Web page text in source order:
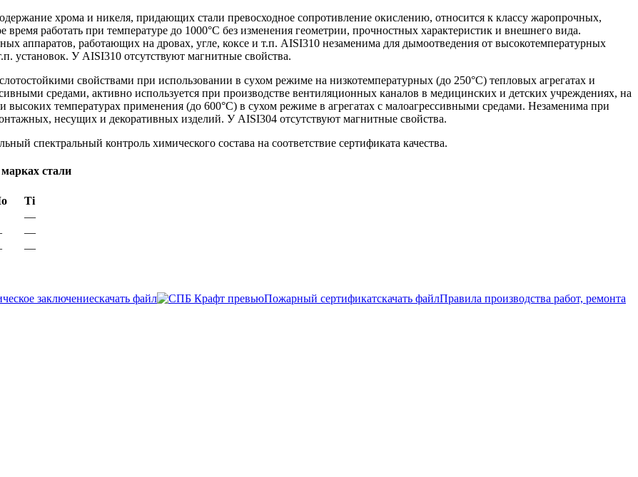
хрома и никеля, придающих стали превосходное сопротивление окислению, относится к классу жаропрочных,
работать при температуре до 1000°С без изменения геометрии, прочностных характеристик и внешнего вида.
аппаратов, работающих на дровах, угле, коксе и т.п. AISI310 незаменима для дымоотведения от высокотемпературных
установок. У AISI310 отсутствуют магнитные свойства.
свойствами при использовании в сухом режиме на низкотемпературных (до 250°С) тепловых агрегатах и
средами, активно используется при производстве вентиляционных каналов в медицинских и детских учреждениях, на
температурах применения (до 600°С) в сухом режиме в агрегатах с малоагрессивными средами. Незаменима при
несущих и декоративных изделий. У AISI304 отсутствуют магнитные свойства.
спектральный контроль химического состава на соответствие сертификата качества.
стали
Ti
—
—
—
заключениескачать файл Пожарный сертификатскачать файлПравила производства работ, ремонта